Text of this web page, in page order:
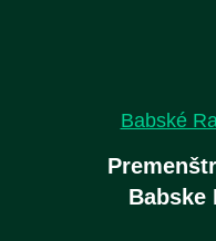
Babské
Babske